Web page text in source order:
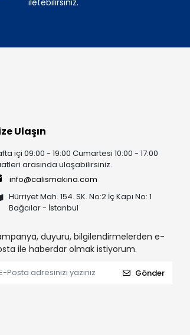
Ulaşın
içi 09:00 - 19:00 Cumartesi 10:00 - 17:00
arasında ulaşabilirsiniz.
info@calismakina.com
Hürriyet Mah. 154. SK. No:2 İç Kapı No: 1
Bağcılar - İstanbul
duyuru, bilgilendirmelerden e-
ile haberdar olmak istiyorum.
Gönder